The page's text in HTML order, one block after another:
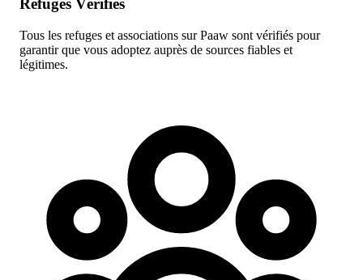
Refuges Vérifiés
Tous les refuges et associations sur Paaw sont vérifiés pour
garantir que vous adoptez auprès de sources fiables et
légitimes.